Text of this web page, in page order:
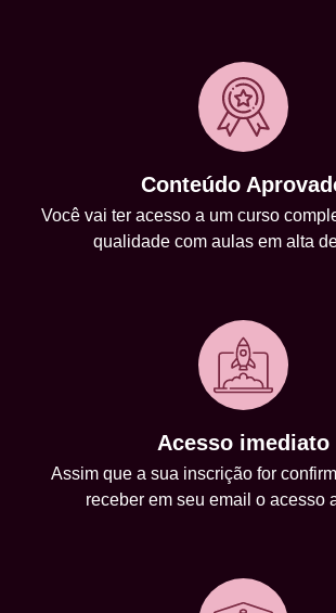
Conteúdo
Você vai ter acesso a um curso
qualidade com aulas em alta
Acesso imediato
Assim que a sua inscrição for
receber em seu email o acesso